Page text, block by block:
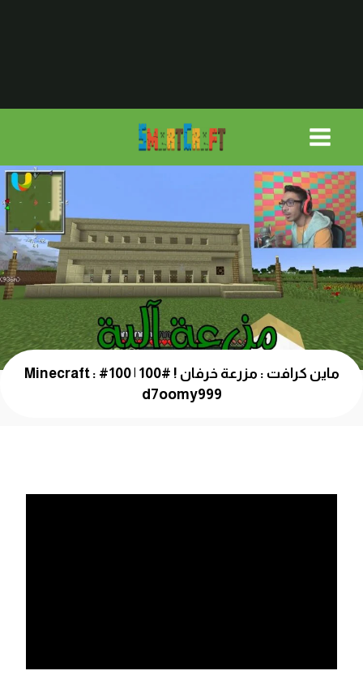
ماين كرافت : مزرعة خرفان ! #100 | 100# Minecraft :
d7oomy999